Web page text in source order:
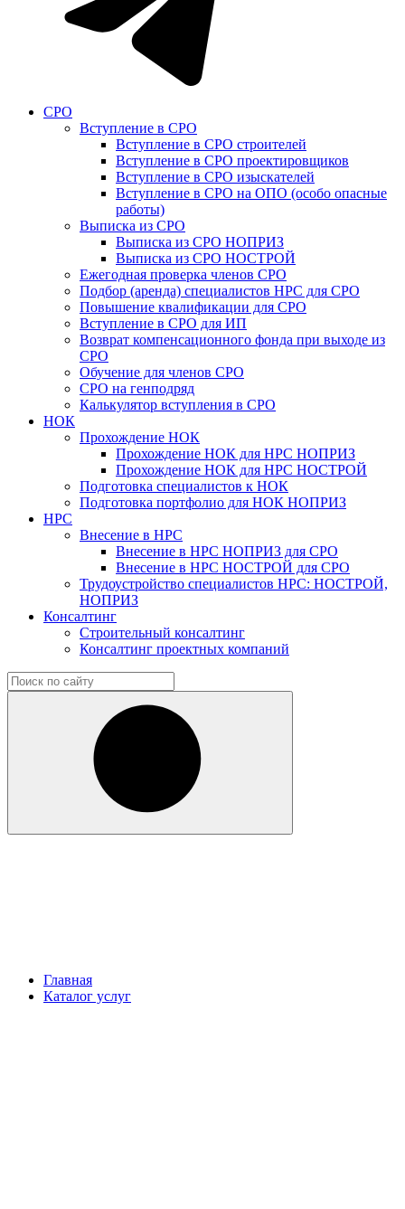
СРО
Вступление в СРО
Вступление в СРО строителей
Вступление в СРО проектировщиков
Вступление в СРО изыскателей
Вступление в СРО на ОПО (особо опасные
работы)
Выписка из СРО
Выписка из СРО НОПРИЗ
Выписка из СРО НОСТРОЙ
Ежегодная проверка членов СРО
Подбор (аренда) специалистов НРС для СРО
Повышение квалификации для СРО
Вступление в СРО для ИП
Возврат компенсационного фонда при выходе из
СРО
Обучение для членов СРО
СРО на генподряд
Калькулятор вступления в СРО
НОК
Прохождение НОК
Прохождение НОК для НРС НОПРИЗ
Прохождение НОК для НРС НОСТРОЙ
Подготовка специалистов к НОК
Подготовка портфолио для НОК НОПРИЗ
НРС
Внесение в НРС
Внесение в НРС НОПРИЗ для СРО
Внесение в НРС НОСТРОЙ для СРО
Трудоустройство специалистов НРС: НОСТРОЙ,
НОПРИЗ
Консалтинг
Строительный консалтинг
Консалтинг проектных компаний
Главная
Каталог услуг